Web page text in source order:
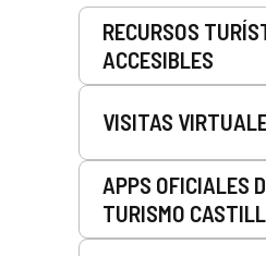
RECURSOS
ACCESIBLES
VISITAS
APPS OFICIALES
TURISMO